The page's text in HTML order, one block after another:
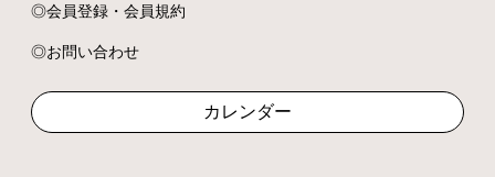
会員登録・会員規約
お問い合わせ
カレンダー